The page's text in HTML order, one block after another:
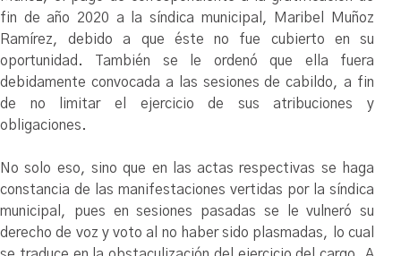
fin de año 2020 a la síndica municipal, Maribel Muñoz
Ramírez, debido a que éste no fue cubierto en su
oportunidad. También se le ordenó que ella fuera
debidamente convocada a las sesiones de cabildo, a fin
de no limitar el ejercicio de sus atribuciones y
obligaciones.
No solo eso, sino que en las actas respectivas se haga
constancia de las manifestaciones vertidas por la síndica
municipal, pues en sesiones pasadas se le vulneró su
derecho de voz y voto al no haber sido plasmadas, lo cual